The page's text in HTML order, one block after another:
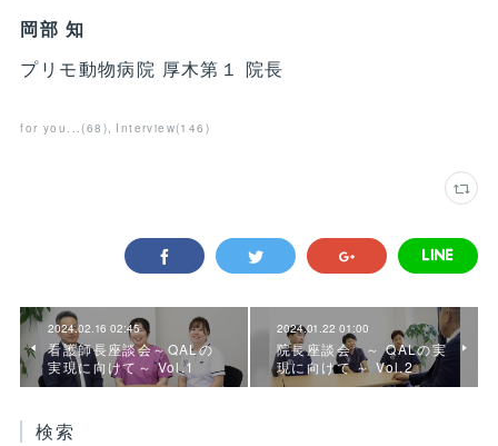
岡部 知
プリモ動物病院 厚木第１ 院長
for you... (68 ) Interview(146 )
2024.02.16 02:45
看護師長座談会～QALの
実現に向けて～ Vol.1
2024.01.22 01:00
院長座談会 ～ QALの実
現に向けて ～ Vol.2
検索